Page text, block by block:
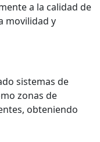
a la calidad de
movilidad y
sistemas de
zonas de
obteniendo